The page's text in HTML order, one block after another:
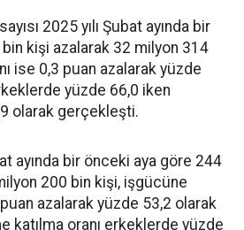
2025 yılı Şubat ayında bir
kişi azalarak 32 milyon 314
ise 0,3 puan azalarak yüzde
yüzde 66,0 iken
olarak gerçekleşti.
ayında bir önceki aya göre 244
200 bin kişi, işgücüne
azalarak yüzde 53,2 olarak
katılma oranı erkeklerde yüzde